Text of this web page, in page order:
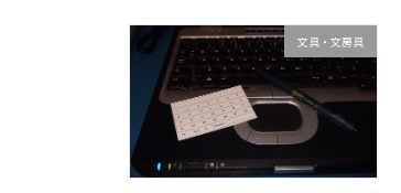
文具・文房具